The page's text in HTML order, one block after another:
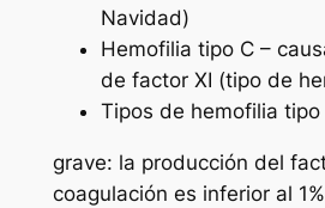
Navidad)
Hemofilia tipo C –
de factor XI (tipo de
Tipos de hemofilia tipo
grave: la producción del
coagulación es inferior al